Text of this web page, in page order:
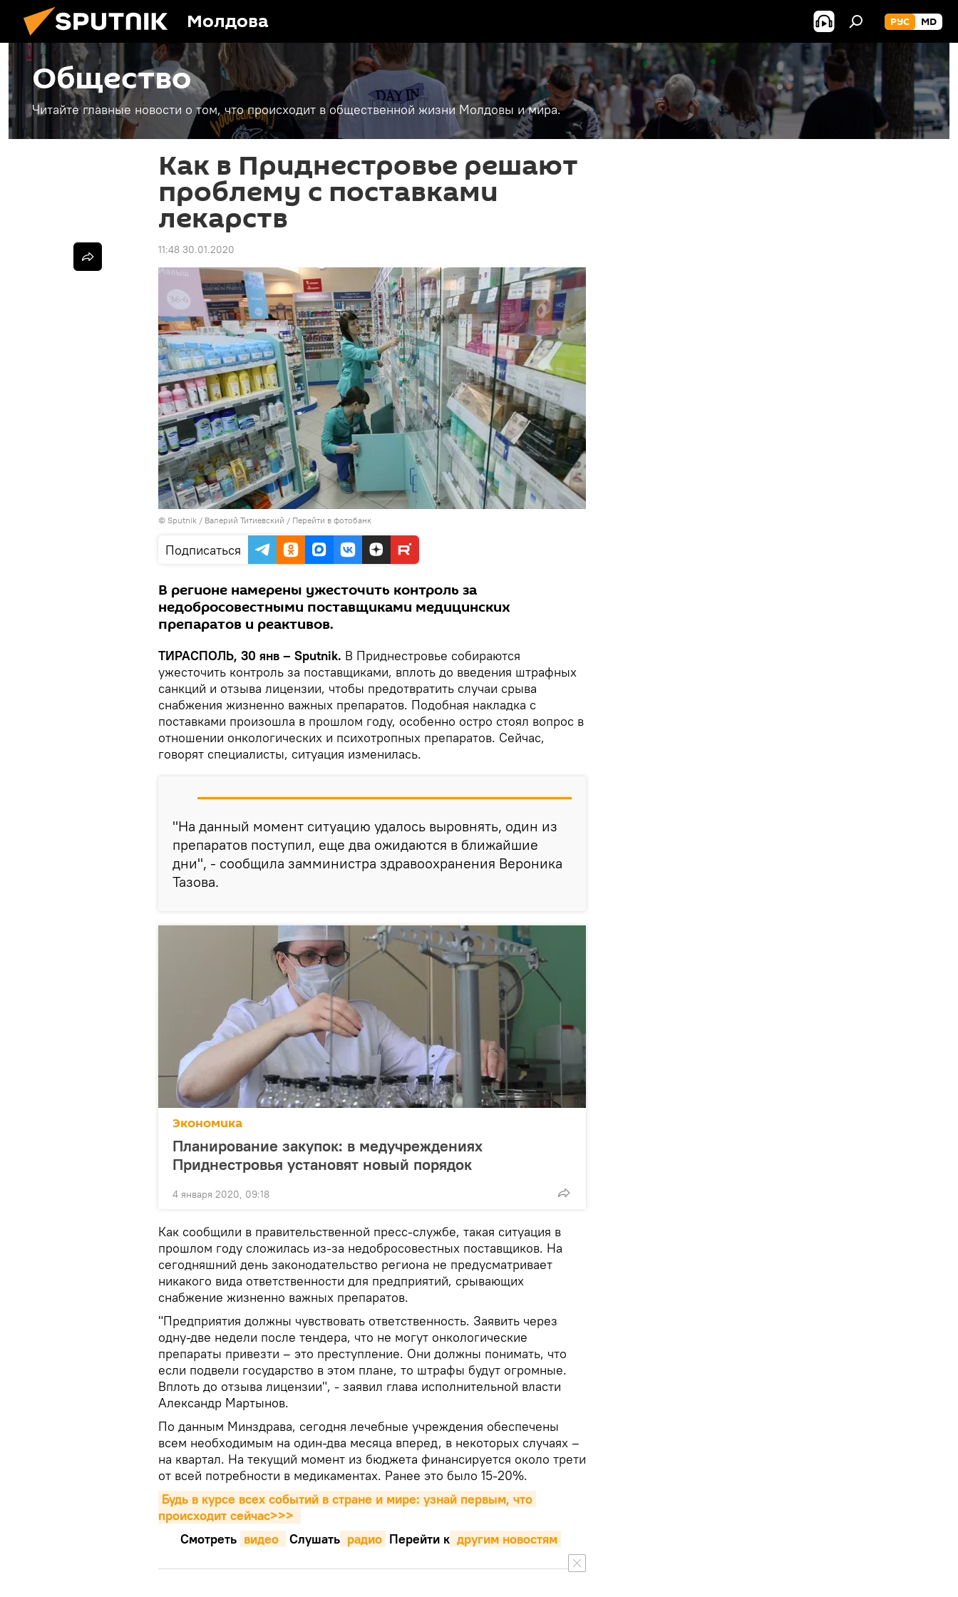
Молдова РУС MD
Общество
Читайте главные новости о том, что происходит в общественной жизни Молдовы и мира.
Как в Приднестровье решают
проблему с поставками
лекарств
11:48 30.01.2020
© Sputnik / Валерий Титиевский / Перейти в фотобанк
Подписаться
В регионе намерены ужесточить контроль за
недобросовестными поставщиками медицинских
препаратов и реактивов.
ТИРАСПОЛЬ, 30 янв – Sputnik. В Приднестровье собираются
ужесточить контроль за поставщиками, вплоть до введения штрафных
санкций и отзыва лицензии, чтобы предотвратить случаи срыва
снабжения жизненно важных препаратов. Подобная накладка с
поставками произошла в прошлом году, особенно остро стоял вопрос в
отношении онкологических и психотропных препаратов. Сейчас,
говорят специалисты, ситуация изменилась.
"На данный момент ситуацию удалось выровнять, один из
препаратов поступил, еще два ожидаются в ближайшие
дни", - сообщила замминистра здравоохранения Вероника
Тазова.
Экономика
Планирование закупок: в медучреждениях
Приднестровья установят новый порядок
4 января 2020, 09:18
Как сообщили в правительственной пресс-службе, такая ситуация в
прошлом году сложилась из-за недобросовестных поставщиков. На
сегодняшний день законодательство региона не предусматривает
никакого вида ответственности для предприятий, срывающих
снабжение жизненно важных препаратов.
"Предприятия должны чувствовать ответственность. Заявить через
одну-две недели после тендера, что не могут онкологические
препараты привезти – это преступление. Они должны понимать, что
если подвели государство в этом плане, то штрафы будут огромные.
Вплоть до отзыва лицензии", - заявил глава исполнительной власти
Александр Мартынов.
По данным Минздрава, сегодня лечебные учреждения обеспечены
всем необходимым на один-два месяца вперед, в некоторых случаях –
на квартал. На текущий момент из бюджета финансируется около трети
от всей потребности в медикаментах. Ранее это было 15-20%.
Будь в курсе всех событий в стране и мире: узнай первым, что
происходит сейчаc>>>
Смотреть видео Cлушать радио Перейти к другим новостям